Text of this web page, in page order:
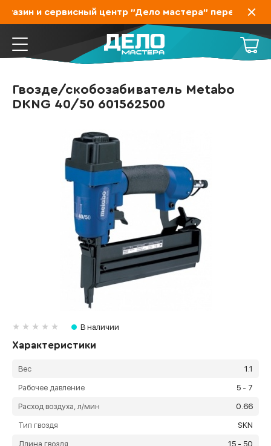
и сервисный центр "Дело мастера" переехал
Гвозде/скобозабиватель Metabo
DKNG 40/50 601562500
В наличии
Характеристики
Вес 1.1
Рабочее давление 5 - 7
Расход воздуха, л/мин 0.66
Тип гвоздя SKN
Длина гвоздя 15 - 50